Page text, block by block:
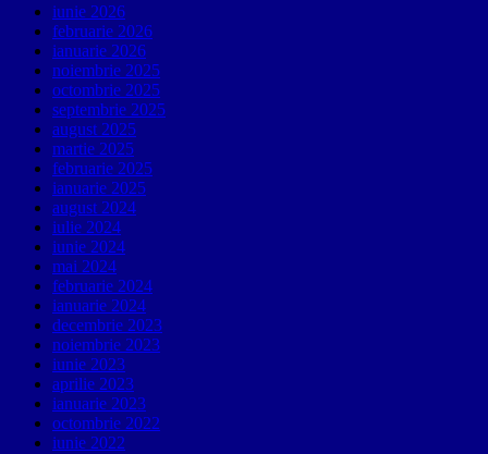
iunie 2026
februarie 2026
ianuarie 2026
noiembrie 2025
octombrie 2025
septembrie 2025
august 2025
martie 2025
februarie 2025
ianuarie 2025
august 2024
iulie 2024
iunie 2024
mai 2024
februarie 2024
ianuarie 2024
decembrie 2023
noiembrie 2023
iunie 2023
aprilie 2023
ianuarie 2023
octombrie 2022
iunie 2022